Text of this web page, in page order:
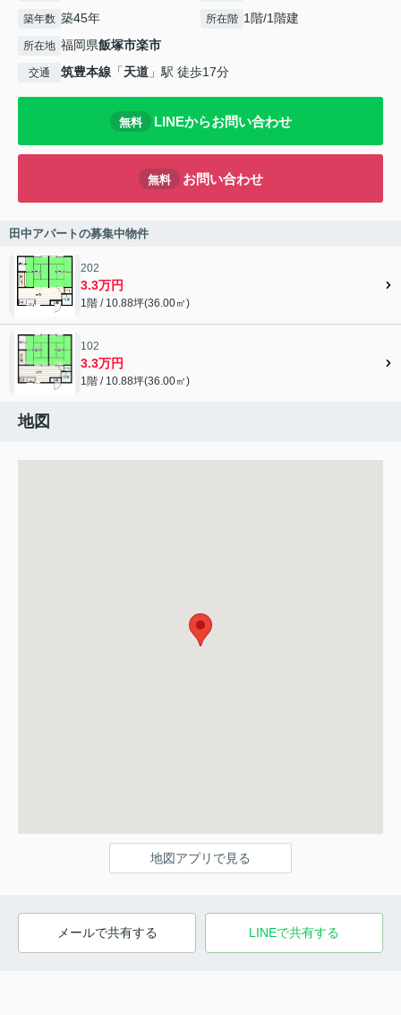
築年数 築45年 所在階 1階/1階建
所在地 福岡県飯塚市楽市
交通 筑豊本線 「天道 」駅 徒歩17分
無料 LINEからお問い合わせ
無料 お問い合わせ
田中アパートの募集中物件
202
3.3万円
1階 / 10.88坪(36.00㎡)
102
3.3万円
1階 / 10.88坪(36.00㎡)
地図
地図アプリで見る
メールで共有する LINEで共有する